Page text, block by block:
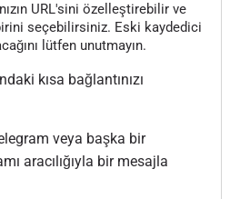
URL'sini özelleştirebilir ve
seçebilirsiniz. Eski kaydedici
lütfen unutmayın.
kısa bağlantınızı
veya başka bir
aracılığıyla bir mesajla